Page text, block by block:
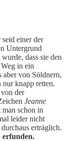
seid einer der
Untergrund
dass sie den
in ein
aber von Söldnern,
knapp retten.
der
Jeanne
schon in
leider nicht
erträglich.
erfunden.